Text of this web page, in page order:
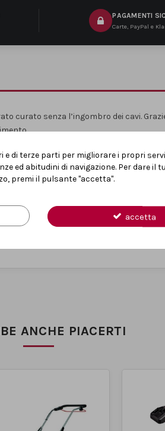
PAGAMENTI
Carte, PayPal e
curato senza l’ingombro dei cavi.
mm, si adatta facilmente a ogni
rispettando il prato. Il
di fertilizzare il prato in modo
comfort e praticità di rimessaggio. Il
ANCHE PIACERTI
e di terze parti per migliorare i propri
ed abitudini di navigazione. Per dare il
premi il pulsante "accetta".
accetta